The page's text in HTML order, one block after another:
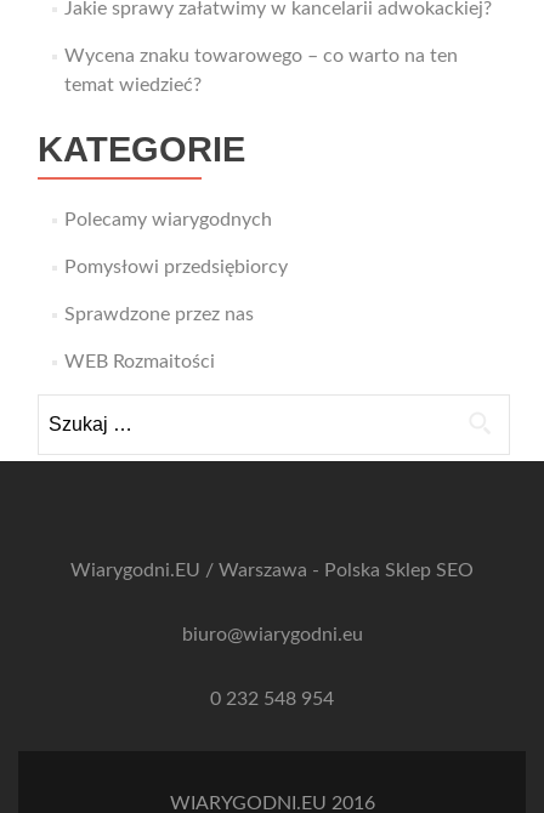
Jakie sprawy załatwimy w kancelarii adwokackiej?
Wycena znaku towarowego – co warto na ten
temat wiedzieć?
KATEGORIE
Polecamy wiarygodnych
Pomysłowi przedsiębiorcy
Sprawdzone przez nas
WEB Rozmaitości
Wiarygodni.EU / Warszawa - Polska Sklep SEO
biuro@wiarygodni.eu
0 232 548 954
WIARYGODNI.EU 2016